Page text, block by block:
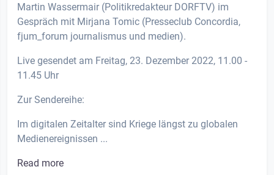
Martin Wassermair (Politikredakteur DORFTV) im
Gespräch mit Mirjana Tomic (Presseclub Concordia,
fjum_forum journalismus und medien).
Live gesendet am Freitag, 23. Dezember 2022, 11.00 -
11.45 Uhr
Zur Sendereihe:
Im digitalen Zeitalter sind Kriege längst zu globalen
Medienereignissen ...
Read more